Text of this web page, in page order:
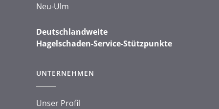
Neu-Ulm
Deutschlandweite
Hagelschaden-Service-Stützpunkte
UNTERNEHMEN
Unser Profil